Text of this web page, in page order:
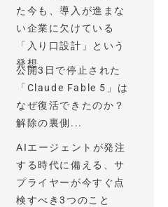
た今も、導入が進まな
い企業に欠けている
「入り口設計」という
発想
公開3日で停止された
「Claude Fable 5」は
なぜ復活できたのか？
解除の裏側...
AIエージェントが発注
する時代に備える、サ
プライヤーが今すぐ点
検すべき3つのこと